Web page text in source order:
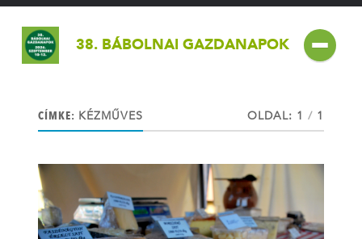
38. BÁBOLNAI GAZDANAPOK
CÍMKE: KÉZMŰVES OLDAL: 1 / 1